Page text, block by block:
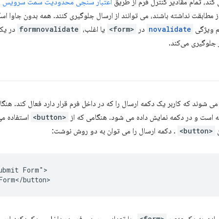
تمام مقادیر کنترل فرم از طریق اعتبار سنجی محدودیت سمت سرویس
مطابقت نداشته باشند، می توانند از ارسال جلوگیری کنند. همه بدون جاوا
ویژگی novalidate در <form> یا اغلب، formnovalidate در
جلوگیری می‌کند.
شوند که کاربر یک دکمه ارسال را که در داخل فرم قرار دارد فعال کند.
است و در دکمه نمایش داده می شود. هنگامی که از <button>
استفاده
<button> . دکمه ارسال را می توان به دو روش نوشت:
Form">